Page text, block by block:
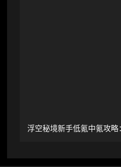
浮空秘境新手低氪中氪攻略